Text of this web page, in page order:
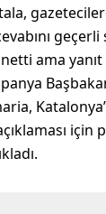
geçerli
ama yanıt
için